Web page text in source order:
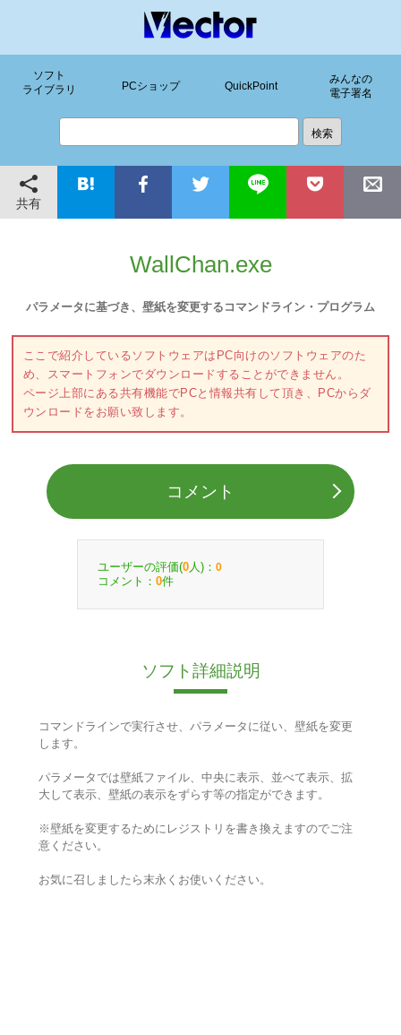
ソフト
ライブラリ
PCショップ QuickPoint
みんなの
電子署名
共有
WallChan.exe
パラメータに基づき、壁紙を変更するコマンドライン・プログラム
ここで紹介しているソフトウェアはPC向けのソフトウェアのた
め、スマートフォンでダウンロードすることができません。
ページ上部にある共有機能でPCと情報共有して頂き、PCからダ
ウンロードをお願い致します。
コメント
ユーザーの評価(0 人)： 0
コメント： 0件
ソフト詳細説明
コマンドラインで実行させ、パラメータに従い、壁紙を変更
します。
パラメータでは壁紙ファイル、中央に表示、並べて表示、拡
大して表示、壁紙の表示をずらす等の指定ができます。
※壁紙を変更するためにレジストリを書き換えますのでご注
意ください。
お気に召しましたら末永くお使いください。